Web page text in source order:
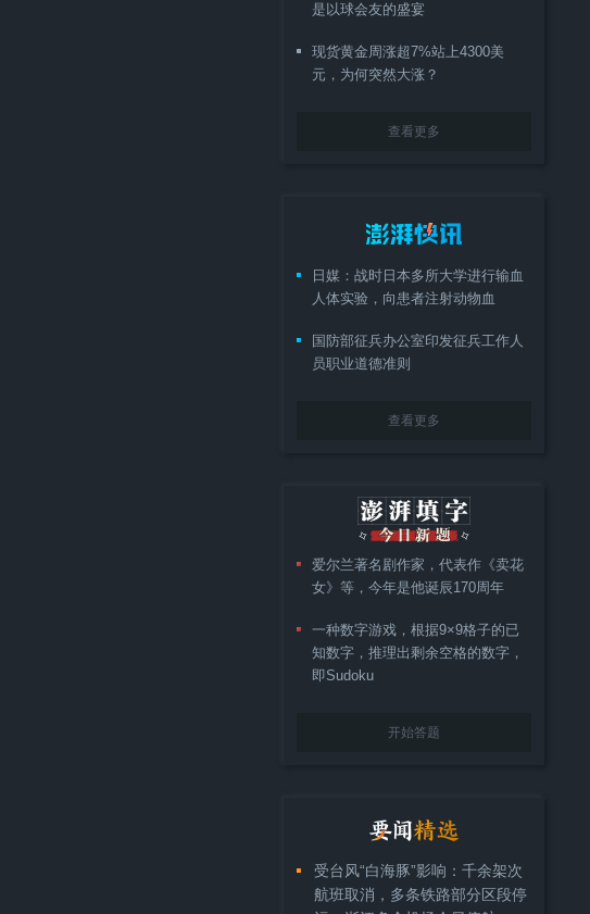
是以球会友的盛宴
现货黄金周涨超7%站上4300美
元，为何突然大涨？
查看更多
日媒：战时日本多所大学进行输血
人体实验，向患者注射动物血
国防部征兵办公室印发征兵工作人
员职业道德准则
查看更多
爱尔兰著名剧作家，代表作《卖花
女》等，今年是他诞辰170周年
一种数字游戏，根据9×9格子的已
知数字，推理出剩余空格的数字，
即Sudoku
开始答题
受台风“白海豚”影响：千余架次
航班取消，多条铁路部分区段停